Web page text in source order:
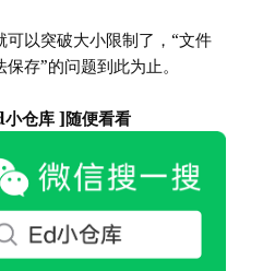
以突破大小限制了，“文件
存”的问题到此为止。
仓库 ]随便看看